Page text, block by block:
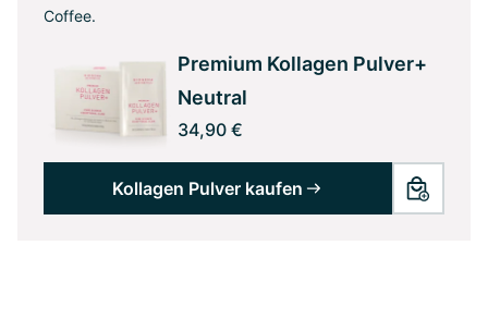
Coffee.
Premium Kollagen Pulver+
Neutral
34,90 €
Kollagen Pulver kaufen